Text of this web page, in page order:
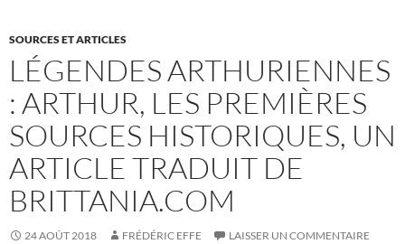
SOURCES ET ARTICLES
LÉGENDES ARTHURIENNES
: ARTHUR, LES PREMIÈRES
SOURCES HISTORIQUES, UN
ARTICLE TRADUIT DE
BRITTANIA.COM
24 AOÛT 2018 FRÉDÉRIC EFFE LAISSER UN COMMENTAIRE